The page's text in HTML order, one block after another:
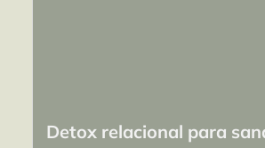
Detox relacional para